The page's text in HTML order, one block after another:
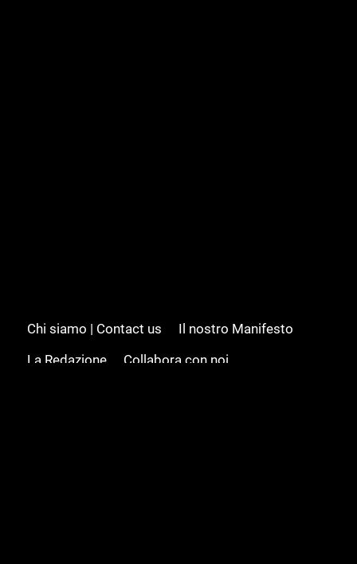
Chi siamo | Contact us
Il nostro Manifesto
La Redazione
Collabora con noi